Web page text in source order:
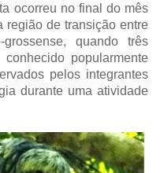
ocorreu no final do mês
região de transição entre
quando três
conhecido popularmente
pelos integrantes
durante uma atividade